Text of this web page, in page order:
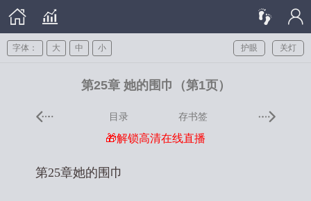
关灯
护眼
字体： 大 中 小
第25章 她的围巾（第1页）
目录 存书签
🎁解锁高清在线直播
第25章她的围巾